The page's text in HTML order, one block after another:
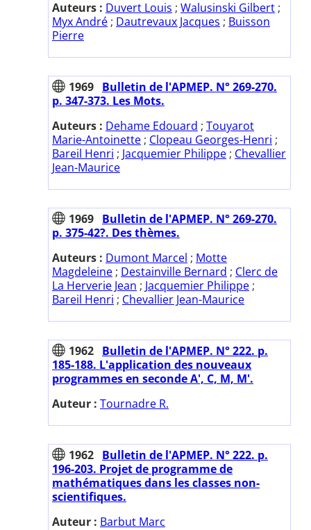
Auteurs : Duvert Louis ; Walusinski Gilbert ;
Myx André ; Dautrevaux Jacques ; Buisson
Pierre
1969 Bulletin de l'APMEP. N° 269-270.
p. 347-373. Les Mots.
Auteurs : Dehame Edouard ; Touyarot
Marie-Antoinette ; Clopeau Georges-Henri ;
Bareil Henri ; Jacquemier Philippe ; Chevallier
Jean-Maurice
1969 Bulletin de l'APMEP. N° 269-270.
p. 375-42?. Des thèmes.
Auteurs : Dumont Marcel ; Motte
Magdeleine ; Destainville Bernard ; Clerc de
La Herverie Jean ; Jacquemier Philippe ;
Bareil Henri ; Chevallier Jean-Maurice
1962 Bulletin de l'APMEP. N° 222. p.
185-188. L'application des nouveaux
programmes en seconde A', C, M, M'.
Auteur : Tournadre R.
1962 Bulletin de l'APMEP. N° 222. p.
196-203. Projet de programme de
mathématiques dans les classes non-
scientifiques.
Auteur : Barbut Marc